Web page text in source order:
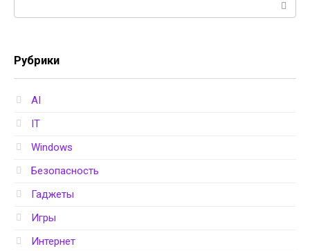
Рубрики
AI
IT
Windows
Безопасность
Гаджеты
Игры
Интернет